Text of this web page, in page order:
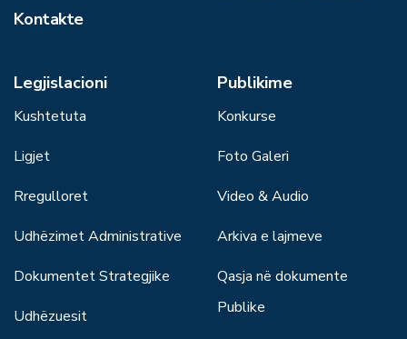
Kontakte
Legjislacioni
Kushtetuta
Ligjet
Rregulloret
Udhëzimet Administrative
Dokumentet Strategjike
Udhëzuesit
Publikime
Konkurse
Foto Galeri
Video & Audio
Arkiva e lajmeve
Qasja në dokumente
Publike